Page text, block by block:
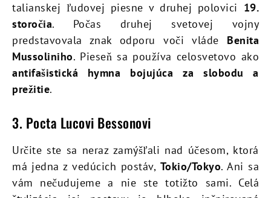
talianskej ľudovej piesne v druhej polovici 19.
storočia. Počas druhej svetovej vojny
predstavovala znak odporu voči vláde Benita
Mussoliniho. Pieseň sa používa celosvetovo ako
antifašistická hymna bojujúca za slobodu a
prežitie.
3. Pocta Lucovi Bessonovi
Určite ste sa neraz zamýšľali nad účesom, ktorá
má jedna z vedúcich postáv, Tokio/Tokyo. Ani sa
vám nečudujeme a nie ste totižto sami. Celá